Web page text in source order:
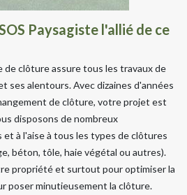
Paysagiste l'allié de ce
de clôture assure tous les travaux de
ses alentours. Avec dizaines d'années
de clôture, votre projet est
disposons de nombreux
à l'aise à tous les types de clôtures
béton, tôle, haie végétal ou autres).
propriété et surtout pour optimiser la
poser minutieusement la clôture.